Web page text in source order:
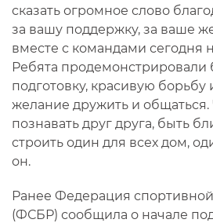
сказать огромное слово
за вашу поддержку, за ваше
вместе с командами сегодня
Ребята продемонстрировали
подготовку, красивую борьбу
желание дружить и общаться.
познавать друг друга, быть
строить один для всех дом,
он.
Ранее Федерация
(ФСБР) сообщила о начале